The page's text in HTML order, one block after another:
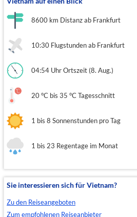
8600 km Distanz ab Frankfurt
10:30 Flugstunden ab Frankfurt
04:54 Uhr Ortszeit (8. Aug.)
20 °C bis 35 °C Tagesschnitt
1 bis 8 Sonnenstunden pro Tag
1 bis 23 Regentage im Monat
Sie interessieren sich für Vietnam?
Zu den Reiseangeboten
Zum empfohlenen Reiseanbieter